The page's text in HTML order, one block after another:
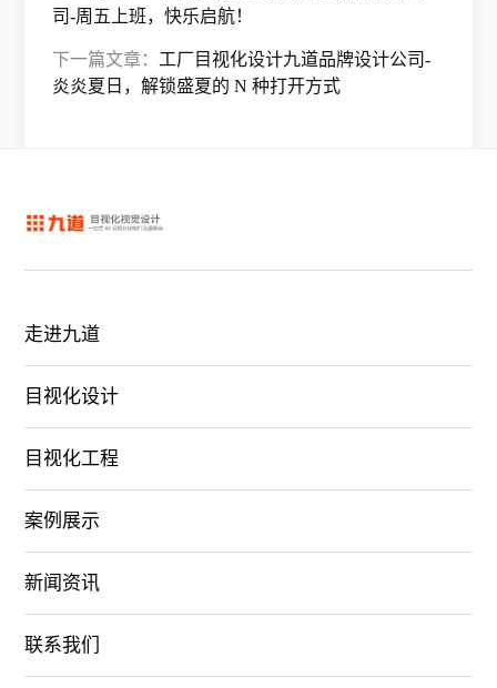
司-周五上班，快乐启航！
下一篇文章： 工厂目视化设计九道品牌设计公司-
炎炎夏日，解锁盛夏的 N 种打开方式
走进九道
目视化设计
目视化工程
案例展示
新闻资讯
联系我们